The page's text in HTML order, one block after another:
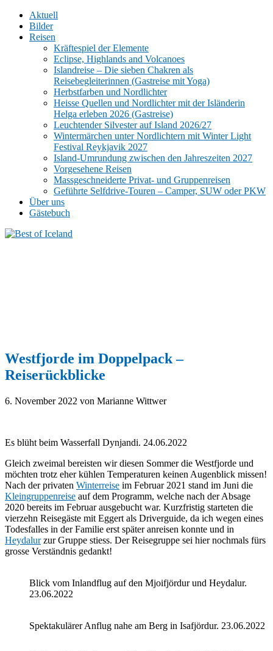
Aktuell
Bilder
Reisen
Kräftespiel der Elemente
Eclipse, Highlands and Volcanoes
Islandreise – Die sieben Chakren als
Reisebegleiterinnen (Gastreise mit Yoga)
Herbstfarben und Nordlichter
Heisse Quellen und Nordlichter mit der Isländerin
Helga erleben 2026 (Gastreise)
Leuchtender Silvester auf Island 2026/27
Wintermärchen unter Nordlichtern mit Winter Light
Festival Reykjavik 2027
Island-Umrundung zwischen den Jahreszeiten 2027
Vorgesehene Reisen
Massgeschneiderte Privat- und Gruppenreisen
Geführte Selfdrive-Touren – Camper, SUW oder PKW
Über uns
Gästebuch
Westfjorde im Doppelpack –
Reiserückblicke
6. November 2022 von Marianne Wittwer
Es blüht beim Wasserfall Dynjandi. 24.06.2022
Gleich zweimal bereisten wir diesen Sommer die Westfjorde und
möchten trotz eher kühlen Temperaturen keinen Augenblick missen!
Nach der privaten Winterreise im Februar 2021 stand im Juni die
Kleingruppenreise auf dem Programm, welche nach der Absage
2020 bereits im Februar ausgebucht war. Kurzfristig starteten die
vierzehn Reisegäste mit Eggert als Driverguide, da ich wegen eines
Todesfalles in der Familie erst später anreisen konnte und in
Heydalurzur Gruppe stiess. Der Reisegruppe sei hier nochmals fürs
grosse Verständnis gedankt!
Blick vom Inlandflug auf den Mjoifjördur und Heydalur.
23.06.2022
Spektakulärer Anflug nahe am Berg in Isafjördur. 23.06.2022